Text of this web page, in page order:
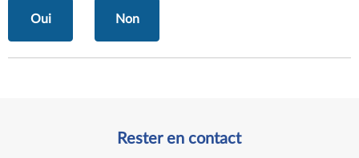
Oui Non
Rester en contact